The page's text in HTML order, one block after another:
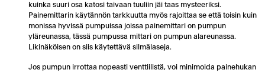
kuinka suuri osa katosi taivaan tuuliin jäi taas mysteeriksi.
Painemittarin käytännön tarkkuutta myös rajoittaa se että toisin kuin
monissa hyvissä pumpuissa joissa painemittari on pumpun
yläreunassa, tässä pumpussa mittari on pumpun alareunassa.
Likinäköisen on siis käytettävä silmälaseja.
Jos pumpun irrottaa nopeasti venttiilistä, voi minimoida painehukan